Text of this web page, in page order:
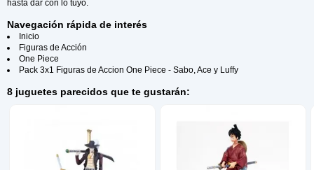
hasta dar con lo tuyo.
Navegación rápida de interés
Inicio
Figuras de Acción
One Piece
Pack 3x1 Figuras de Accion One Piece - Sabo, Ace y Luffy
8 juguetes parecidos que te gustarán: